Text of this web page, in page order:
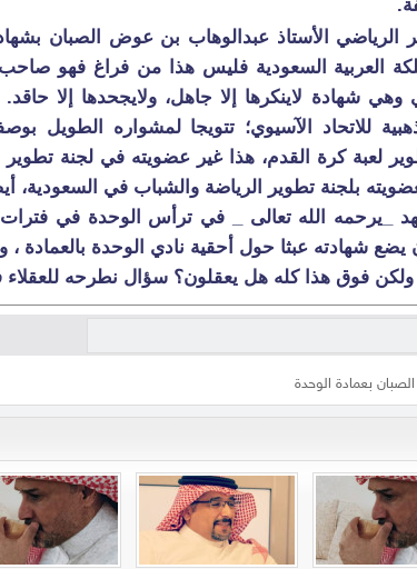
الرياضي الأستاذ عبدالوهاب بن عوض الصبان
العربية السعودية فليس هذا من فراغ فهو
شهادة لاينكرها إلا جاهل، ولايجحدها إلا حاقد.
للاتحاد الآسيوي؛ تتويجا لمشواره الطويل
لعبة كرة القدم، هذا غير عضويته في لجنة تطوير
بلجنة تطوير الرياضة والشباب في السعودية،
_يرحمه الله تعالى _ في ترأس الوحدة في
يضع شهادته عبثا حول أحقية نادي الوحدة بالعمادة
ولكن فوق هذا كله هل يعقلون؟ سؤال نطرحه
بعمادة الوحدة